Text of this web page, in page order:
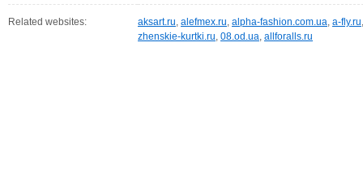
Related websites: aksart.ru, alefmex.ru, alpha-fashion.com.ua, a-fly.ru
zhenskie-kurtki.ru, 08.od.ua, allforalls.ru